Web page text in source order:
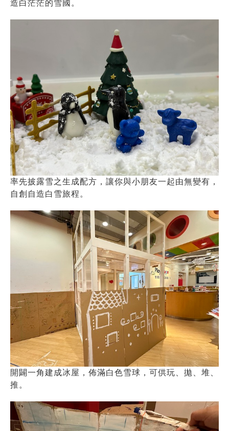
造白茫茫的雪國。
率先披露雪之生成配方，讓你與小朋友一起由無變有，
自創自造白雪旅程。
開闢一角建成冰屋，佈滿白色雪球，可供玩、拋、堆、
推。